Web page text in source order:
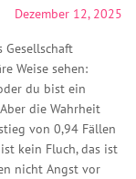
Dezember 12, 2025
Gesellschaft
Weise sehen:
du bist ein
die Wahrheit
von 0,94 Fällen
kein Fluch, das ist
nicht Angst vor